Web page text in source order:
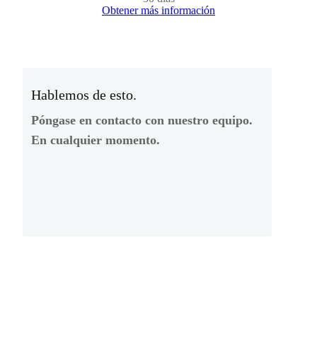
Obtener más información
Hablemos de esto.
Póngase en contacto con nuestro equipo.
En cualquier momento.